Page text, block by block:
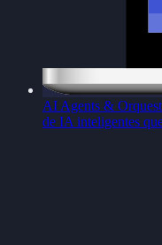
AI Agents &
de IA inteligentes